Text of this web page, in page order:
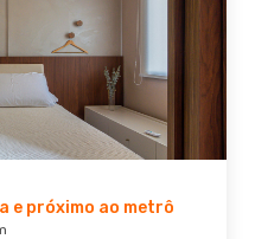
e próximo ao metrô